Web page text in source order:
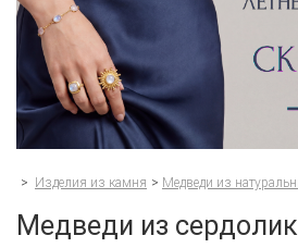
> Изделия из камня > Медведи из
Медведи из